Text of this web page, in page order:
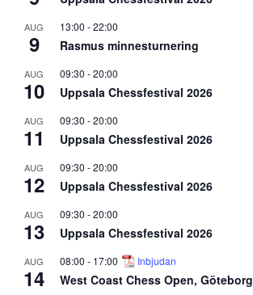
AUG
9
13:00 -22:00
Rasmus minnesturnering
AUG
10
09:30 -20:00
Uppsala Chessfestival 2026
AUG
11
09:30 -20:00
Uppsala Chessfestival 2026
AUG
12
09:30 -20:00
Uppsala Chessfestival 2026
AUG
13
09:30 -20:00
Uppsala Chessfestival 2026
AUG
14
08:00 - 17:00 Inbjudan
West Coast Chess Open, Göteborg